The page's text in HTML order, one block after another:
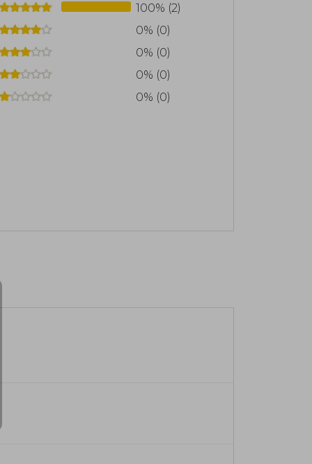
100% (2)
0% (0)
0% (0)
0% (0)
0% (0)